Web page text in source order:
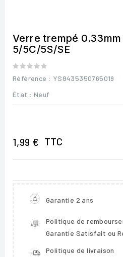
Verre trempé
5/5C/5S/SE
Référence : YS8435350765019
État : Neuf
1,99 € TTC
Garantie 2 ans
Politique de
Garantie Satisfait ou
Politique de livraison